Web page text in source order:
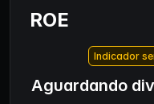
ROE
Indicador
Aguardando